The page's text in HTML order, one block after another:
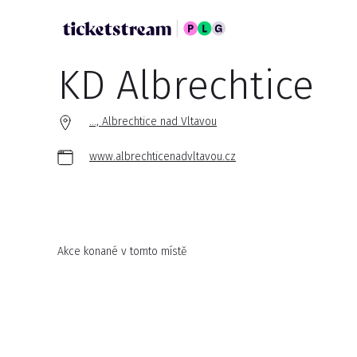
KD Albrechtice
..., Albrechtice nad Vltavou
www.albrechticenadvltavou.cz
Akce konané v tomto místě